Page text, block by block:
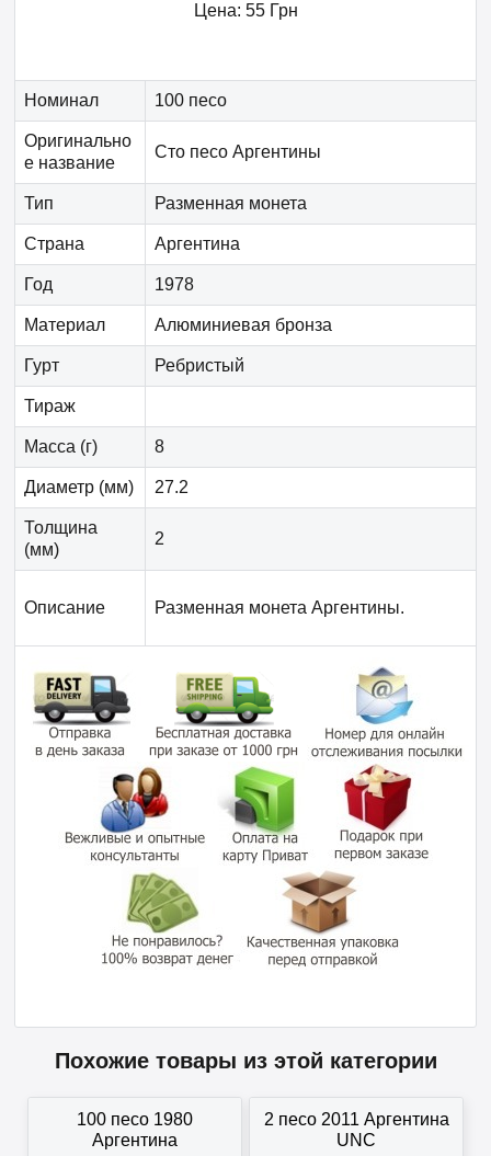
Цена: 55 Грн
Номинал 100 песо
Оригинально
е название
Сто песо Аргентины
Тип Разменная монета
Страна Аргентина
Год 1978
Материал Алюминиевая бронза
Гурт Ребристый
Тираж
Масса (г) 8
Диаметр (мм) 27.2
Толщина
(мм)
2
Описание Разменная монета Аргентины.
Похожие товары из этой категории
100 песо 1980
Аргентина
2 песо 2011 Аргентина
UNC